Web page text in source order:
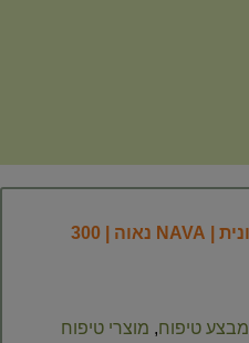
אבקת קולגן וחומצה היאלרונית | NAVA נאוה | 300
מבצע טיפוח, מוצרי טיפוח